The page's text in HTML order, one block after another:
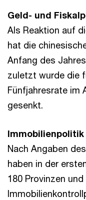
Geld- und
Als Reaktion auf
hat die
Anfang des
zuletzt wurde die
Fünfjahresrate im
gesenkt.
Immobilienpolitik
Nach Angaben
haben in der
180 Provinzen